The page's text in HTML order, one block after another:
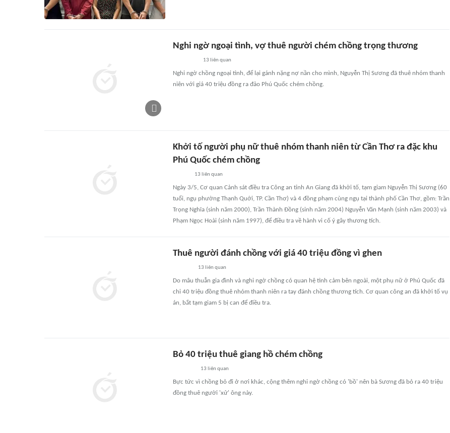
Nghi ngờ ngoại tình, vợ thuê người chém chồng trọng thương
13 liên quan
Nghi ngờ chồng ngoại tình, để lại gánh nặng nợ nần cho mình, Nguyễn Thị Sương đã thuê nhóm thanh
niên với giá 40 triệu đồng ra đảo Phú Quốc chém chồng.
Khởi tố người phụ nữ thuê nhóm thanh niên từ Cần Thơ ra đặc khu
Phú Quốc chém chồng
13 liên quan
Ngày 3/5, Cơ quan Cảnh sát điều tra Công an tỉnh An Giang đã khởi tố, tạm giam Nguyễn Thị Sương (60
tuổi, ngụ phường Thạnh Quới, TP. Cần Thơ) và 4 đồng phạm cùng ngụ tại thành phố Cần Thơ, gồm: Trần
Trọng Nghĩa (sinh năm 2000), Trần Thành Đồng (sinh năm 2004) Nguyễn Văn Mạnh (sinh năm 2003) và
Phạm Ngọc Hoài (sinh năm 1997), để điều tra về hành vi cố ý gây thương tích.
Thuê người đánh chồng với giá 40 triệu đồng vì ghen
13 liên quan
Do mâu thuẫn gia đình và nghi ngờ chồng có quan hệ tình cảm bên ngoài, một phụ nữ ở Phú Quốc đã
chi 40 triệu đồng thuê nhóm thanh niên ra tay đánh chồng thương tích. Cơ quan công an đã khởi tố vụ
án, bắt tạm giam 5 bị can để điều tra.
Bỏ 40 triệu thuê giang hồ chém chồng
13 liên quan
Bực tức vì chồng bỏ đi ở nơi khác, cộng thêm nghi ngờ chồng có 'bồ' nên bà Sương đã bỏ ra 40 triệu
đồng thuê người 'xử' ông này.